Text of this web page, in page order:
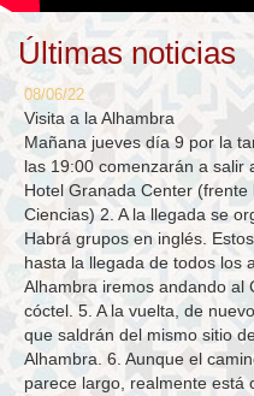
Últimas noticias
08/06/22
Visita a la Alhambra
Mañana jueves día 9 por la
las 19:00 comenzarán a salir
Hotel Granada Center
Ciencias) 2. A la llegada se
Habrá grupos en inglés.
hasta la llegada de todos los
Alhambra iremos andando al
cóctel. 5. A la vuelta, de
que saldrán del mismo sitio
Alhambra. 6. Aunque el
parece largo, realmente está